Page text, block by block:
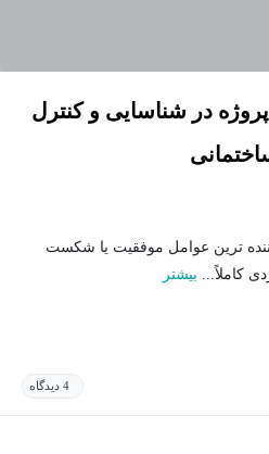
در شناسایی و کنترل
ترین عوامل موفقیت یا شکست
کاملاً... بیشتر
4 دیدگاه